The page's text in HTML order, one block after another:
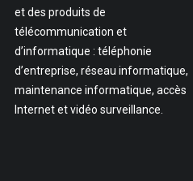
et des produits de
télécommunication et
d’informatique : téléphonie
d’entreprise, réseau informatique,
maintenance informatique, accès
Internet et vidéo surveillance.